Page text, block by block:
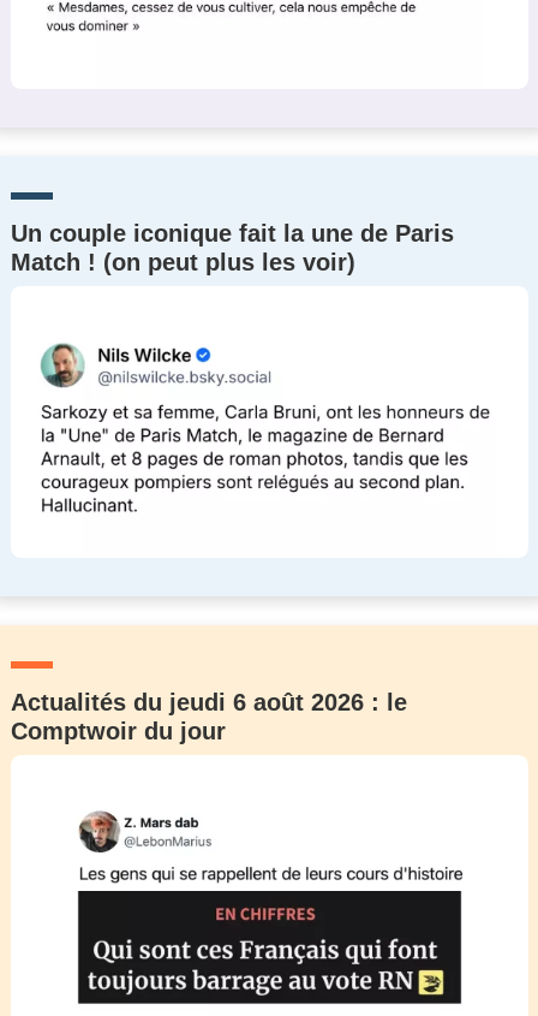
Un couple iconique fait la une de Paris
Match ! (on peut plus les voir)
Actualités du jeudi 6 août 2026 : le
Comptwoir du jour